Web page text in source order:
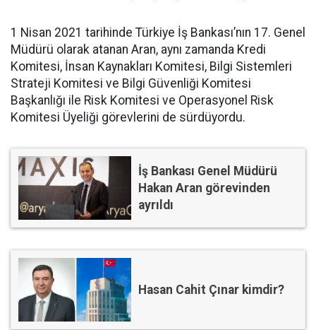
1 Nisan 2021 tarihinde Türkiye İş Bankası’nın 17. Genel
Müdürü olarak atanan Aran, aynı zamanda Kredi
Komitesi, İnsan Kaynakları Komitesi, Bilgi Sistemleri
Strateji Komitesi ve Bilgi Güvenliği Komitesi
Başkanlığı ile Risk Komitesi ve Operasyonel Risk
Komitesi Üyeliği görevlerini de sürdüyordu.
İş Bankası Genel Müdürü
Hakan Aran görevinden
ayrıldı
Hasan Cahit Çınar kimdir?